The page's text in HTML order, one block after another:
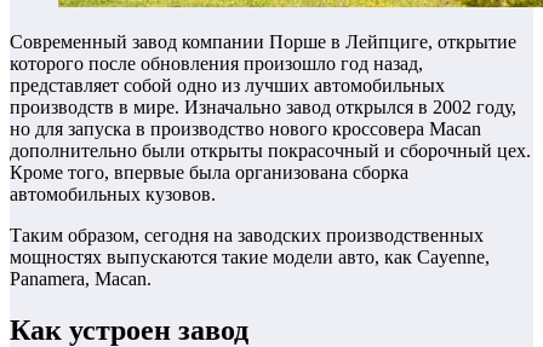
Современный завод компании Порше в Лейпциге, открытие
которого после обновления произошло год назад,
представляет собой одно из лучших автомобильных
производств в мире. Изначально завод открылся в 2002 году,
но для запуска в производство нового кроссовера Macan
дополнительно были открыты покрасочный и сборочный цех.
Кроме того, впервые была организована сборка
автомобильных кузовов.
Таким образом, сегодня на заводских производственных
мощностях выпускаются такие модели авто, как Cayenne,
Panamera, Macan.
Как устроен завод